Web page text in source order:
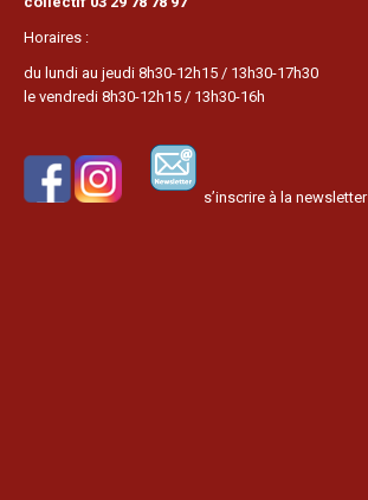
Horaires :
du lundi au jeudi 8h30-12h15 / 13h30-17h30
le vendredi 8h30-12h15 / 13h30-16h
s’inscrire à la newsletter